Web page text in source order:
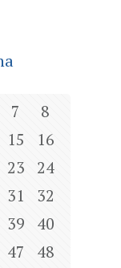
7
8
15
16
23
24
31
32
39
40
47
48